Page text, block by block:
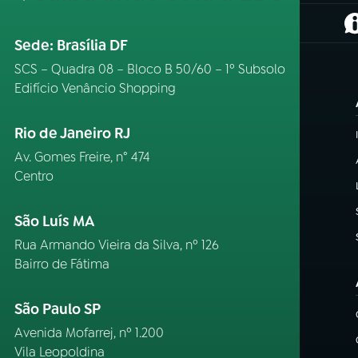
Sede: Brasília DF
SCS – Quadra 08 – Bloco B 50/60 – 1º Subsolo
Edifício Venâncio Shopping
Rio de Janeiro RJ
Av. Gomes Freire, n° 474
Centro
São Luís MA
Rua Armando Vieira da Silva, nº 126
Bairro de Fátima
São Paulo SP
Avenida Mofarrej, nº 1.200
Vila Leopoldina